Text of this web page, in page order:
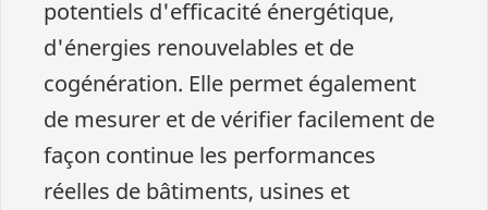
potentiels d'efficacité énergétique,
d'énergies renouvelables et de
cogénération. Elle permet également
de mesurer et de vérifier facilement de
façon continue les performances
réelles de bâtiments, usines et